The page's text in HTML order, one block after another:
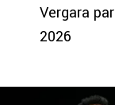
Vergara
2026